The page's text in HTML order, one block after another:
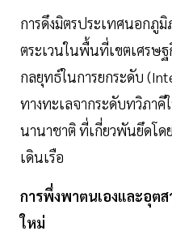
การดึงมิตรประเทศนอกภูมิ
ตระเวนในพื้นที่เขตเศรษ
กลยุทธ์ในการยกระดับ
ทางทะเลจากระดับทวิภา
นานาชาติ ที่เกี่ยวพันยึดโด
เดินเรือ
การพึ่งพาตนเองและอุต
ใหม่